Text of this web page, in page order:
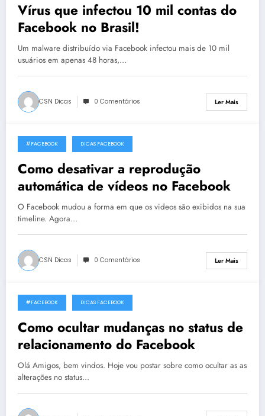
Vírus que infectou 10 mil contas do
Facebook no Brasil!
Um malware distribuído via Facebook infectou mais de 10 mil
usuários em apenas 48 horas,…
CSN Dicas 0 Comentários Ler Mais
22 de Novembro, 2014
#FACEBOOK DICAS FACEBOOK
Como desativar a reprodução
automática de vídeos no Facebook
O Facebook mudou a forma em que os videos são exibidos na sua
timeline. Agora…
CSN Dicas 0 Comentários Ler Mais
16 de Julho, 2014
#FACEBOOK DICAS FACEBOOK
Como ocultar mudanças no status de
relacionamento do Facebook
Olá Amigos, bem vindos. Hoje vou postar sobre como ocultar as as
alterações no status…